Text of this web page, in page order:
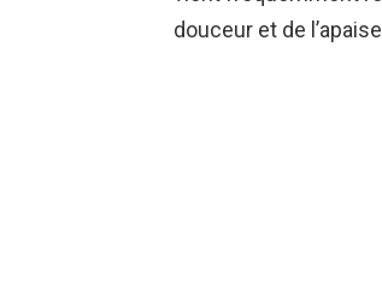
douceur et de